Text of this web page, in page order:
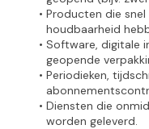
Producten die
houdbaarheid
Software, digitale
geopende
Periodieken,
Diensten die
worden geleverd.